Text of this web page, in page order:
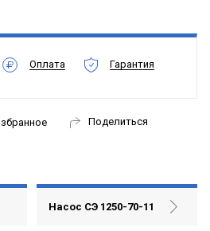
Оплата Гарантия
Поделиться
Насос СЭ 1250-70-11